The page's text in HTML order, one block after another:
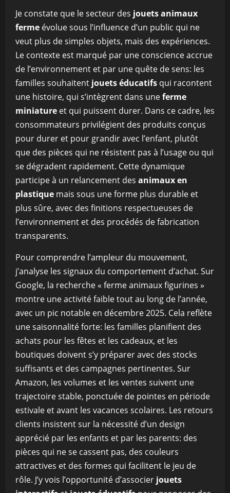
Je constate que le secteur des jouets animaux
ferme évolue sous l’influence d’un public qui ne
veut plus de simples objets, mais des expériences.
Le contexte est marqué par une conscience accrue
de l’environnement et par une quête de sens: les
familles souhaitent jouets éducatifs qui racontent
une histoire, qui s’intègrent dans uneferme
miniature et qui puissent durer. Dans ce cadre, les
consommateurs privilégient des produits conçus
pour durer et pour grandir avec l’enfant, plutôt
que des pièces qui ne résistent pas à l’usage ou qui
se dégradent rapidement. Cette dynamique
participe à un relancement des animaux en
plastique mais sous une forme plus durable et
plus sûre, avec des finitions respectueuses de
l’environnement et des procédés de fabrication
transparents.
Pour comprendre l’ampleur du mouvement,
j’analyse les signaux du comportement d’achat. Sur
Google, la recherche « ferme animaux figurines »
montre une activité faible tout au long de l’année,
avec un pic notable en décembre 2025. Cela reflète
une saisonnalité forte: les familles planifient des
achats pour les fêtes et les cadeaux, et les
boutiques doivent s’y préparer avec des stocks
suffisants et des campagnes pertinentes. Sur
Amazon, les volumes et les ventes suivent une
trajectoire stable, ponctuée de pointes en période
estivale et avant les vacances scolaires. Les retours
clients insistent sur la nécessité d’un design
apprécié par les enfants et par les parents: des
pièces qui ne se cassent pas, des couleurs
attractives et des formes qui facilitent le jeu de
rôle. J’y vois l’opportunité d’associer jouets